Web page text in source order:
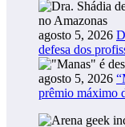
agosto 5, 2026
defesa dos
agosto 5, 2026
prêmio máximo